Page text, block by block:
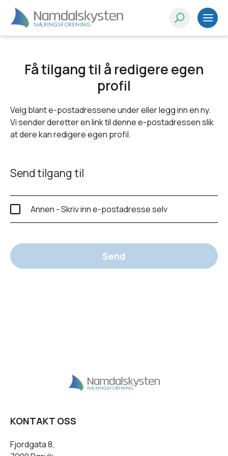
Få tilgang til å redigere egen
profil
Velg blant e-postadressene under eller legg inn en ny.
Vi sender deretter en link til denne e-postadressen slik
at dere kan redigere egen profil.
Send tilgang til
Annen - Skriv inn e-postadresse selv
Send
KONTAKT OSS
Fjordgata 8,